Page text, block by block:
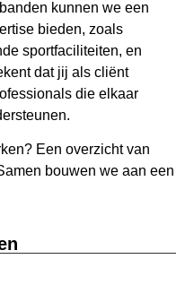
kunnen we een
bieden, zoals
sportfaciliteiten, en
dat jij als cliënt
die elkaar
Een overzicht van
bouwen we aan een